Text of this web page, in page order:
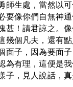
師生處，當然以
要像你們自無神
甚！請君諒之。
幾個凡夫，還有
面子，因為要面
為有理，這便是
子，見人說話，